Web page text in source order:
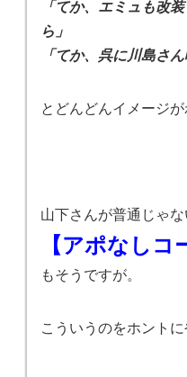
「てか、エミュも改
ら」
「てか、呉に川島さ
とどんどんイメージが
山下さんが普通じゃ
【アポなしコ
もそうですが。
こういうのをホントに